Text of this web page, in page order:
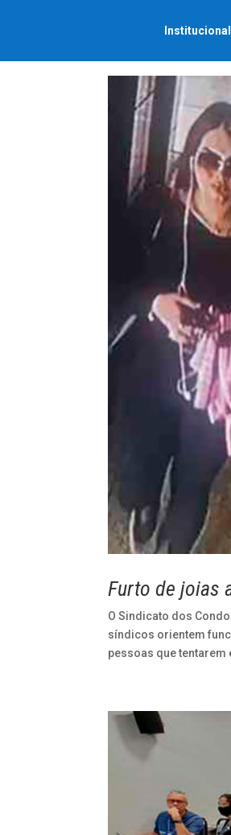
Institucional
Furto de joias
O Sindicato dos
síndicos orientem
pessoas que tentarem